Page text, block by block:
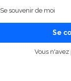
Se souvenir de moi
Se
Vous n'avez